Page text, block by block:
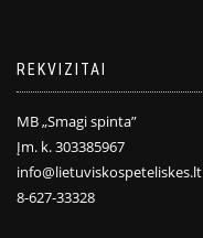
REKVIZITAI
MB „Smagi spinta”
Įm. k. 303385967
info@lietuviskospeteliskes.lt
8-627-33328